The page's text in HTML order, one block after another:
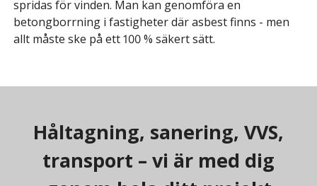
spridas för vinden. Man kan genomföra en
betongborrning i fastigheter där asbest finns - men
allt måste ske på ett 100 % säkert sätt.
Håltagning, sanering, VVS,
transport – vi är med dig